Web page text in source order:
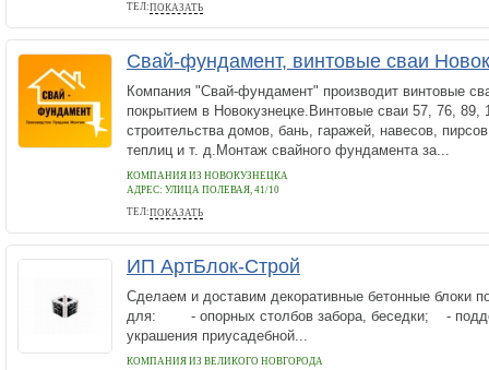
ТЕЛ:ПОКАЗАТЬ
+7 (906) 983-41-17
Свай-фундамент, винтовые сваи
Компания "Свай-фундамент" производит винтовые
покрытием в Новокузнецке.Винтовые сваи 57, 76,
строительства домов, бань, гаражей, навесов,
теплиц и т. д.Монтаж свайного фундамента за...
КОМПАНИЯ ИЗ НОВОКУЗНЕЦКА
АДРЕС: УЛИЦА ПОЛЕВАЯ, 41/10
ТЕЛ:ПОКАЗАТЬ
+7 (950) 278-43-37
ИП АртБлок-Строй
Сделаем и доставим декоративные бетонные блоки
для: - опорных столбов забора, беседки; -
украшения приусадебной...
КОМПАНИЯ ИЗ ВЕЛИКОГО НОВГОРОДА